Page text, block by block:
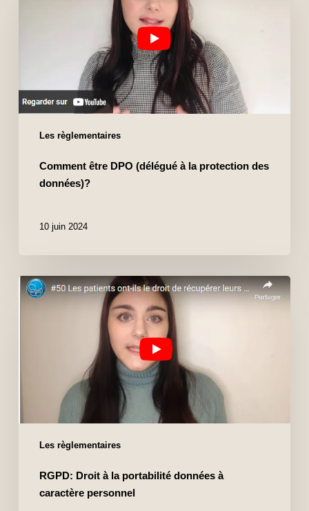
Les règlementaires
Comment être DPO (délégué à la protection des
données)?
10 juin 2024
Les règlementaires
RGPD: Droit à la portabilité données à
caractère personnel